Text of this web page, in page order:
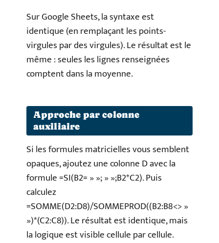
Sur Google Sheets, la syntaxe est
identique (en remplaçant les points-
virgules par des virgules). Le résultat est le
même : seules les lignes renseignées
comptent dans la moyenne.
Approche par colonne
auxiliaire
Si les formules matricielles vous semblent
opaques, ajoutez une colonne D avec la
formule =SI(B2= » »; » »;B2*C2). Puis
calculez
=SOMME(D2:D8)/SOMMEPROD((B2:B8<> »
»)*(C2:C8)). Le résultat est identique, mais
la logique est visible cellule par cellule.